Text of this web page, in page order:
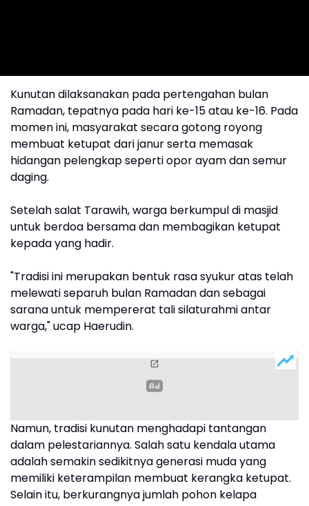
Kunutan dilaksanakan pada pertengahan bulan
Ramadan, tepatnya pada hari ke-15 atau ke-16. Pada
momen ini, masyarakat secara gotong royong
membuat ketupat dari janur serta memasak
hidangan pelengkap seperti opor ayam dan semur
daging.
Setelah salat Tarawih, warga berkumpul di masjid
untuk berdoa bersama dan membagikan ketupat
kepada yang hadir.
"Tradisi ini merupakan bentuk rasa syukur atas telah
melewati separuh bulan Ramadan dan sebagai
sarana untuk mempererat tali silaturahmi antar
warga," ucap Haerudin.
Namun, tradisi kunutan menghadapi tantangan
dalam pelestariannya. Salah satu kendala utama
adalah semakin sedikitnya generasi muda yang
memiliki keterampilan membuat kerangka ketupat.
Selain itu, berkurangnya jumlah pohon kelapa